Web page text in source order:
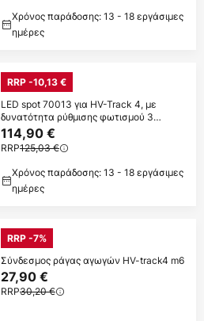
Χρόνος παράδοσης: 13 - 18 εργάσιμες
ημέρες
RRP -10,13 €
LED spot 70013 για HV-Track 4, με
δυνατότητα ρύθμισης φωτισμού 3
σταδίων
114,90 €
RRP125,03 €
Χρόνος παράδοσης: 13 - 18 εργάσιμες
ημέρες
RRP -7%
Σύνδεσμος ράγας αγωγών HV-track4 m6
27,90 €
RRP30,20 €